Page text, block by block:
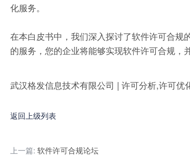
化服务。
在本白皮书中，我们深入探讨了软件许可合
的服务，您的企业将能够实现软件许可合规，
武汉格发信息技术有限公司 | 许可分析,许可优
返回上级列表
上一篇: 软件许可合规论坛